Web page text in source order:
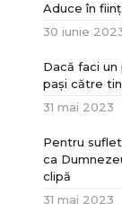
Aduce în
30 iunie
Dacă faci
paşi către
31 mai 2023
Pentru
ca
clipă
31 mai 2023